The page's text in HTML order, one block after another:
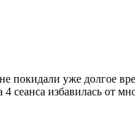
уже долгое
4 сеанса избавилась